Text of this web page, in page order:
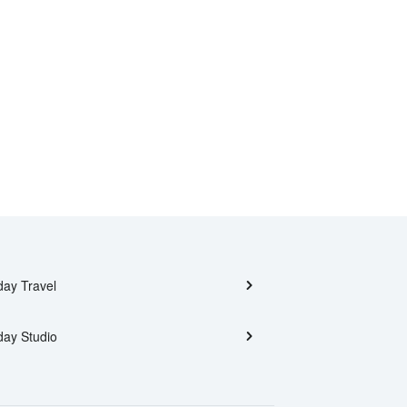
Travel
Studio